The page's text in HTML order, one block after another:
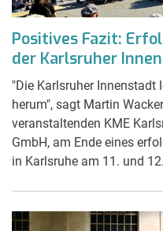
Positives Fazit:
der Karlsruher
"Die Karlsruher
herum", sagt Martin
veranstaltenden KME
GmbH, am Ende eines
in Karlsruhe am 11. und